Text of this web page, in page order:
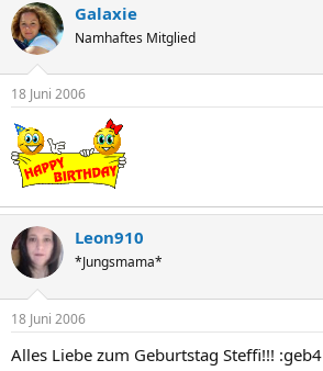
Galaxie
Namhaftes Mitglied
18 Juni 2006
Leon910
*Jungsmama*
18 Juni 2006
Alles Liebe zum Geburtstag Steffi!!! :geb4